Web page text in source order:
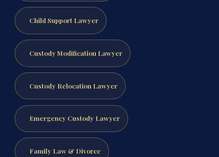
Child Support Lawyer
Custody Modification Lawyer
Custody Relocation Lawyer
Emergency Custody Lawyer
Family Law & Divorce